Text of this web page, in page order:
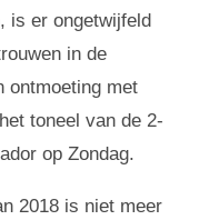
is er ongetwijfeld
in de
ontmoeting met
toneel van de 2-
op Zondag.
2018 is niet meer